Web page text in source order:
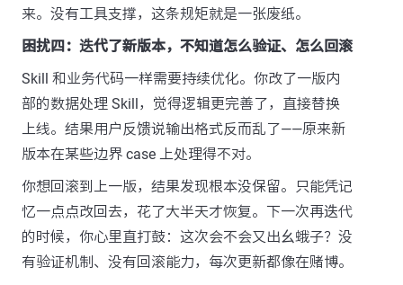
来。没有工具支撑，这条规矩就是一张废纸。
困扰四：迭代了新版本，不知道怎么验证、怎么回滚
Skill 和业务代码一样需要持续优化。你改了一版内
部的数据处理 Skill，觉得逻辑更完善了，直接替换
上线。结果用户反馈说输出格式反而乱了——原来新
版本在某些边界 case 上处理得不对。
你想回滚到上一版，结果发现根本没保留。只能凭记
忆一点点改回去，花了大半天才恢复。下一次再迭代
的时候，你心里直打鼓：这次会不会又出幺蛾子？没
有验证机制、没有回滚能力，每次更新都像在赌博。